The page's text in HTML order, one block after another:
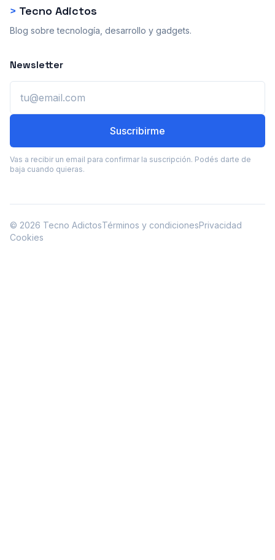
> Tecno Adictos
Blog sobre tecnología, desarrollo y gadgets.
Newsletter
Suscribirme
Vas a recibir un email para confirmar la suscripción. Podés darte de
baja cuando quieras.
© 2026 Tecno AdictosTérminos y condicionesPrivacidad
Cookies